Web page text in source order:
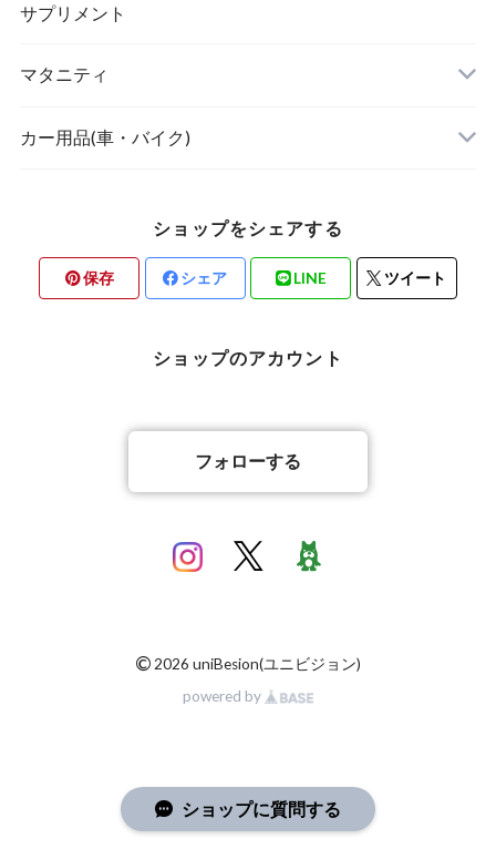
ボディケア・スキンケア
POETIC
キッチングッズ
素材・ハンドメイド
サプリメント
マタニティ
トップス
カー用品(車・バイク)
ショップをシェアする
保存 シェア LINE ツイート
ショップのアカウント
フォローする
© 2026 uniBesion(ユニビジョン)
powered by
ショップに質問する